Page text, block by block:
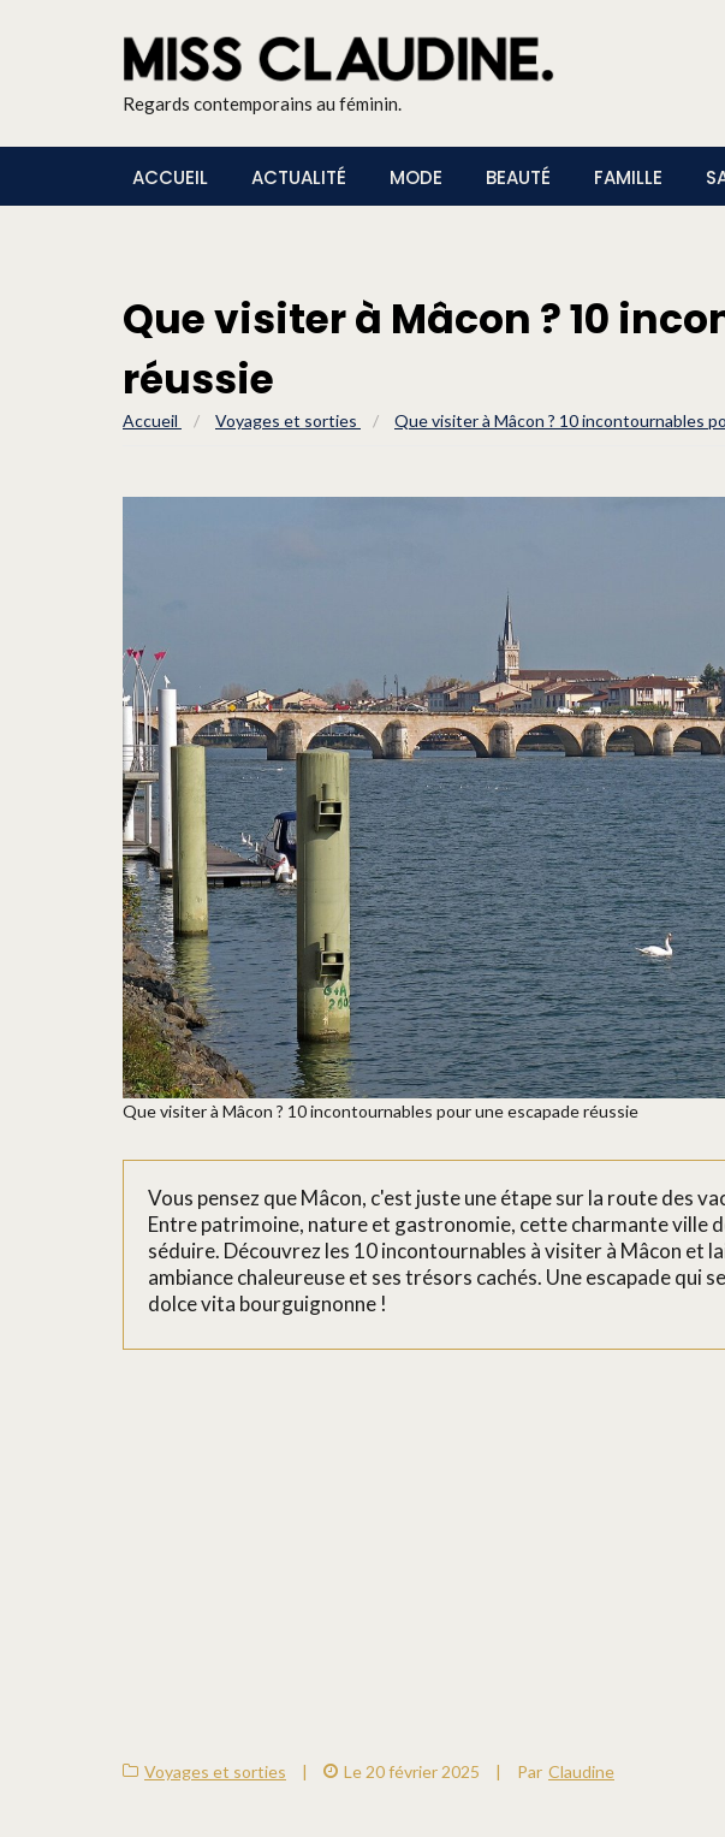
Regards contemporains au féminin.
ACCUEIL ACTUALITÉ MODE BEAUTÉ FAMILLE
Que visiter à Mâcon ? 10
réussie
Accueil / Voyages et sorties / Que visiter à Mâcon ? 10 incontournables
Que visiter à Mâcon ? 10 incontournables pour une escapade réussie
Vous pensez que Mâcon, c'est juste une étape sur la route des
Entre patrimoine, nature et gastronomie, cette charmante ville
séduire. Découvrez les 10 incontournables à visiter à Mâcon et
ambiance chaleureuse et ses trésors cachés. Une escapade qui
dolce vita bourguignonne !
Voyages et sorties | Le 20 février 2025 | Par Claudine